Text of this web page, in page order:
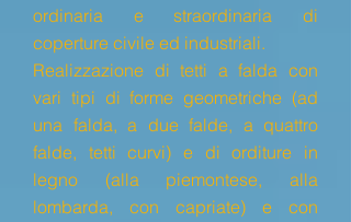
ordinaria e straordinaria di
coperture civile ed industriali.
Realizzazione di tetti a falda con
vari tipi di forme geometriche (ad
una falda, a due falde, a quattro
falde, tetti curvi) e di orditure in
legno (alla piemontese, alla
lombarda, con capriate) e con